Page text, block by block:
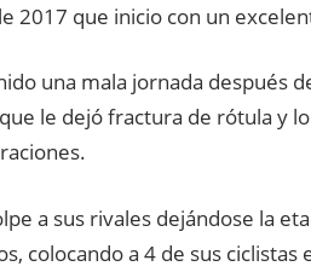
2017 que inicio con un
una mala jornada después
le dejó fractura de rótula y
a sus rivales dejándose la
colocando a 4 de sus ciclistas